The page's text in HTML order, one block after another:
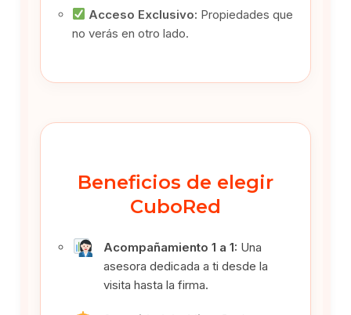
Acceso Exclusivo: Propiedades que
no verás en otro lado.
Beneficios de elegir
CuboRed
Acompañamiento 1 a 1: Una
asesora dedicada a ti desde la
visita hasta la firma.